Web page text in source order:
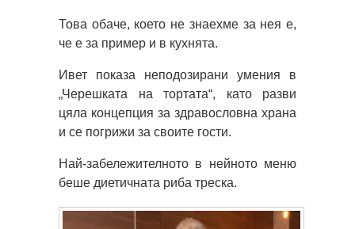
Това обаче, което не знаехме за нея е,
че е за пример и в кухнята.
Ивет показа неподозирани умения в
„Черешката на тортата“, като разви
цяла концепция за здравословна храна
и се погрижи за своите гости.
Най-забележителното в нейното меню
беше диетичната риба треска.